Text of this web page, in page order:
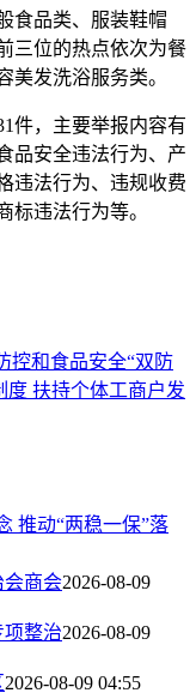
食品类、服装鞋帽
三位的热点依次为餐
美发洗浴服务类。
件，主要举报内容有
品安全违法行为、产
违法行为、违规收费
标违法行为等。
控和食品安全“双防
度 扶持个体工商户发
推动“两稳一保”落
会商会2026-08-09
整治2026-08-09
2026-08-09 04:55